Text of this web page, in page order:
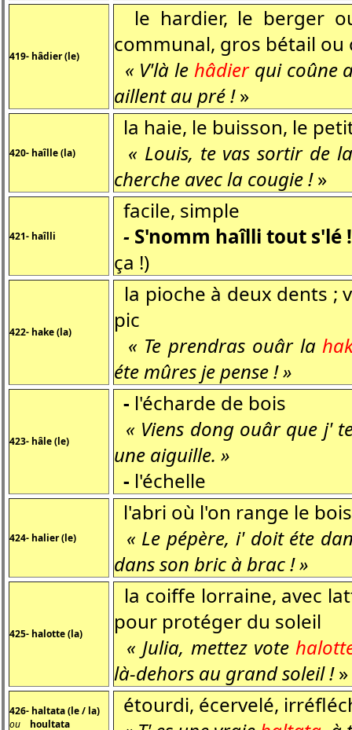
419- hâdier (le)
le hardier, le berger
communal, gros bétail ou
« V'là le hâdierqui coûne
aillent au pré !»
420- haîlle (la)
la haie, le buisson, le
« Louis, te vas sortir de
cherche avec la cougie !»
421- haîlli
facile, simple
- S'nomm haîlli tout
ça !)
422- hake (la)
la pioche à deux dents ;
pic
« Te prendras ouâr la
éte mûres je pense ! »
423- hâle (le)
- l'écharde de bois
« Viens dong ouâr que j'
une aiguille. »
- l'échelle
424- halier (le)
l'abri où l'on range le
« Le pépère, i' doit éte
dans son bric à brac ! »
425- halotte (la)
la coiffe lorraine, avec
pour protéger du soleil
« Julia, mettez vote
là-dehors au grand soleil !»
426- haltata(le / la)
ou houltata
étourdi, écervelé,